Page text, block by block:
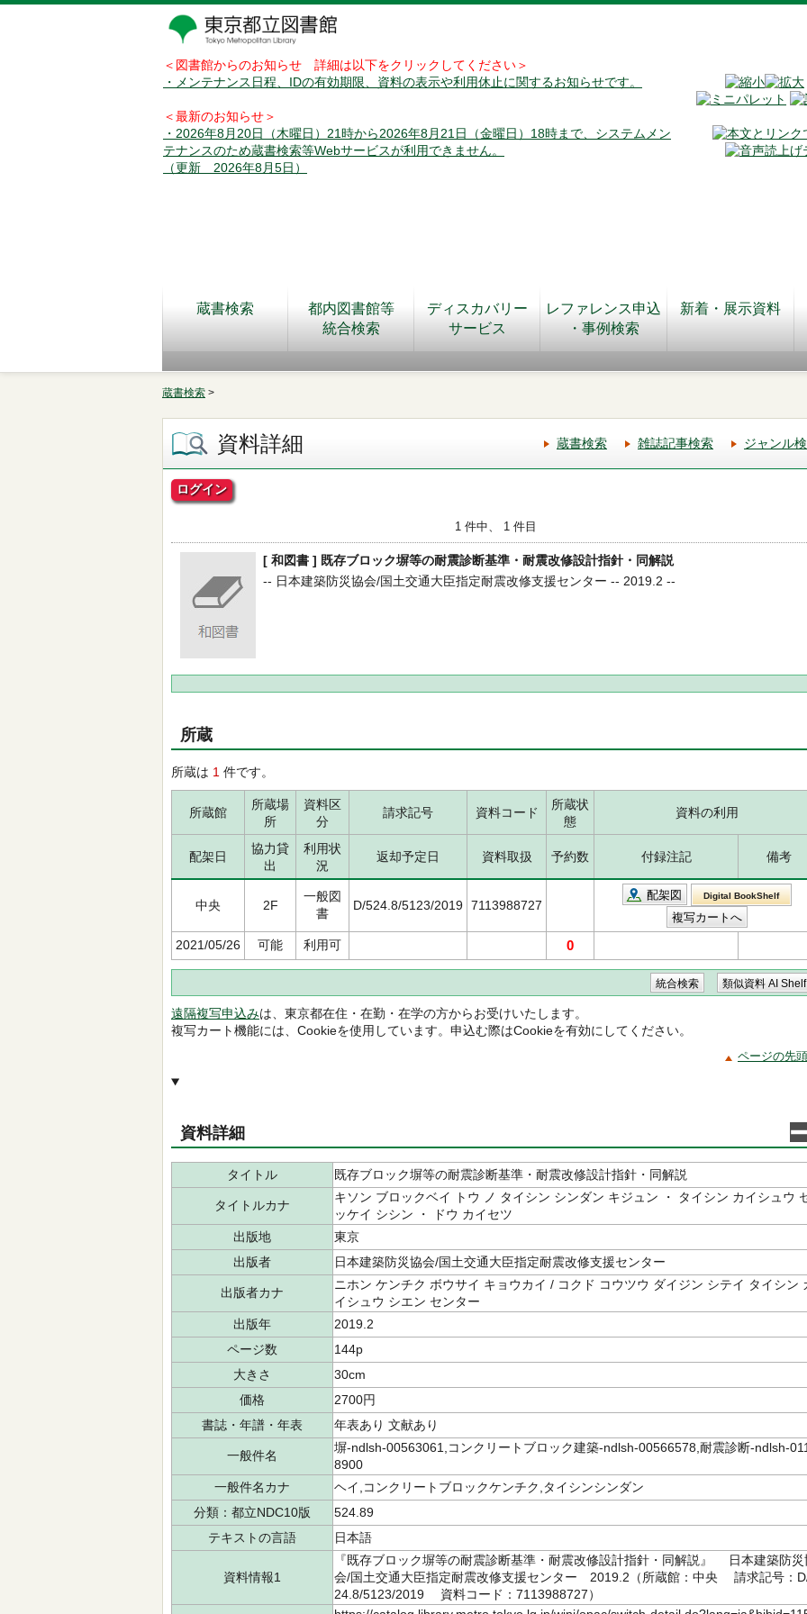
＜図書館からのお知らせ 詳細は以下をクリックしてください＞
・メンテナンス日程、IDの有効期限、資料の表示や利用休止に関するお知らせです。
＜最新のお知らせ＞
・2026年8月20日（木曜日）21時から2026年8月21日（金曜日）18時まで、システムメン
テナンスのため蔵書検索等Webサービスが利用できません。
（更新 2026年8月5日）
蔵書検索
都内図書館等
統合検索
ディスカバリー
サービス
レファレンス申込
・事例検索
新着・展示資料
蔵書検索 >
資料詳細 蔵書検索 雑誌記事検索 ジャンル
ログイン
1 件中、 1 件目
[ 和図書 ] 既存ブロック塀等の耐震診断基準・耐震改修設計指針・同解説
-- 日本建築防災協会/国土交通大臣指定耐震改修支援センター -- 2019.2 --
所蔵
所蔵は 1 件です。
所蔵館
所蔵場
所
資料区
分
請求記号 資料コード
所蔵状
態
資料の利用
配架日
協力貸
出
利用状
況
返却予定日 資料取扱 予約数 付録注記 備考
中央 2F
一般図
書
D/524.8/5123/2019 7113988727
配架図 Digital BookShelf
2021/05/26 可能 利用可 0
遠隔複写申込みは、東京都在住・在勤・在学の方からお受けいたします。
複写カート機能には、Cookieを使用しています。申込む際はCookieを有効にしてください。
ページの先
資料詳細
タイトル 既存ブロック塀等の耐震診断基準・耐震改修設計指針・同解説
タイトルカナ
キソン ブロックベイ トウ ノ タイシン シンダン キジュン ・ タイシン カイシュウ
ッケイ シシン ・ ドウ カイセツ
出版地
東京
出版者
日本建築防災協会/国土交通大臣指定耐震改修支援センター
出版者カナ
ニホン ケンチク ボウサイ キョウカイ / コクド コウツウ ダイジン シテイ タイシン
イシュウ シエン センター
出版年
2019.2
ページ数
144p
大きさ
30cm
価格
2700円
書誌・年譜・年表
年表あり 文献あり
一般件名
塀-ndlsh-00563061,コンクリートブロック建築-ndlsh-00566578,耐震診断-ndlsh-
8900
一般件名カナ
ヘイ,コンクリートブロックケンチク,タイシンシンダン
分類：都立NDC10版
524.89
テキストの言語
日本語
資料情報1
『既存ブロック塀等の耐震診断基準・耐震改修設計指針・同解説』 日本建築防災
会/国土交通大臣指定耐震改修支援センター 2019.2（所蔵館：中央 請求記号：
24.8/5123/2019 資料コード：7113988727）